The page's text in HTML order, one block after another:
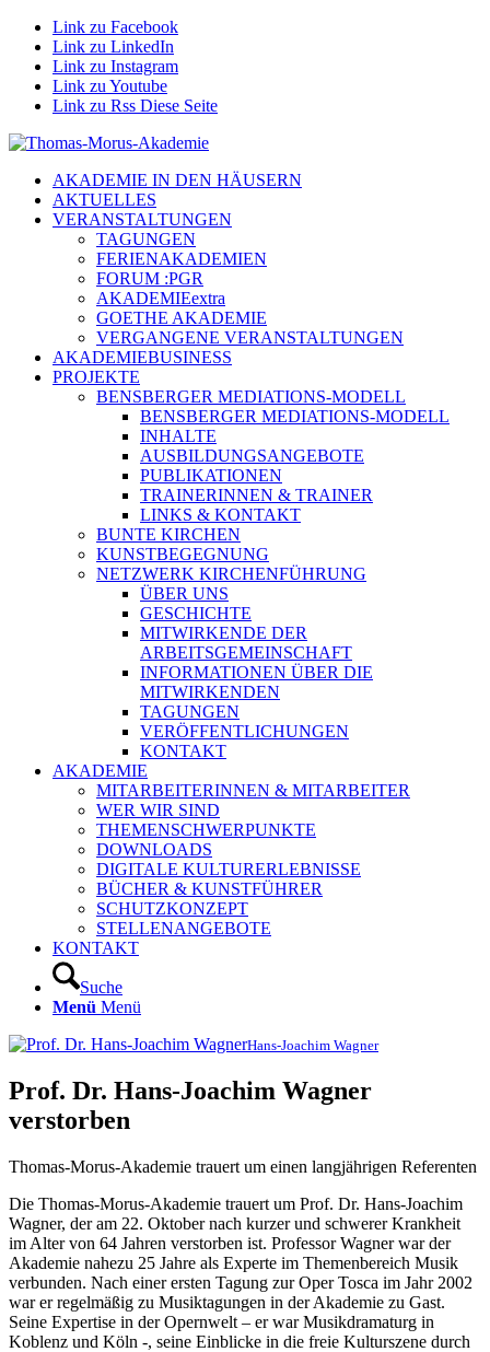
Link zu Facebook
Link zu LinkedIn
Link zu Instagram
Link zu Youtube
Link zu Rss Diese Seite
AKADEMIE IN DEN HÄUSERN
AKTUELLES
VERANSTALTUNGEN
TAGUNGEN
FERIENAKADEMIEN
FORUM :PGR
AKADEMIEextra
GOETHE AKADEMIE
VERGANGENE VERANSTALTUNGEN
AKADEMIEBUSINESS
PROJEKTE
BENSBERGER MEDIATIONS-MODELL
BENSBERGER MEDIATIONS-MODELL
INHALTE
AUSBILDUNGSANGEBOTE
PUBLIKATIONEN
TRAINERINNEN & TRAINER
LINKS & KONTAKT
BUNTE KIRCHEN
KUNSTBEGEGNUNG
NETZWERK KIRCHENFÜHRUNG
ÜBER UNS
GESCHICHTE
MITWIRKENDE DER
ARBEITSGEMEINSCHAFT
INFORMATIONEN ÜBER DIE
MITWIRKENDEN
TAGUNGEN
VERÖFFENTLICHUNGEN
KONTAKT
AKADEMIE
MITARBEITERINNEN & MITARBEITER
WER WIR SIND
THEMENSCHWERPUNKTE
DOWNLOADS
DIGITALE KULTURERLEBNISSE
BÜCHER & KUNSTFÜHRER
SCHUTZKONZEPT
STELLENANGEBOTE
KONTAKT
Suche
Menü Menü
Hans-Joachim Wagner
Prof. Dr. Hans-Joachim Wagner
verstorben
Thomas-Morus-Akademie trauert um einen langjährigen Referenten
Die Thomas-Morus-Akademie trauert um Prof. Dr. Hans-Joachim
Wagner, der am 22. Oktober nach kurzer und schwerer Krankheit
im Alter von 64 Jahren verstorben ist. Professor Wagner war der
Akademie nahezu 25 Jahre als Experte im Themenbereich Musik
verbunden. Nach einer ersten Tagung zur Oper Tosca im Jahr 2002
war er regelmäßig zu Musiktagungen in der Akademie zu Gast.
Seine Expertise in der Opernwelt – er war Musikdramaturg in
Koblenz und Köln -, seine Einblicke in die freie Kulturszene durch